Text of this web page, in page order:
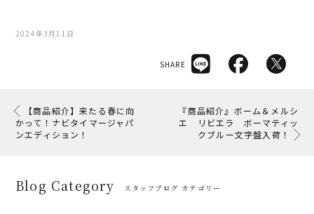
2024年3月11日
SHARE
【商品紹介】来たる春に向
かって！ナビタイマージャパ
ンエディション！
『商品紹介』ボーム＆メルシ
エ リビエラ ボーマティッ
クブルー文字盤入荷！
Blog Category スタッフブログ カテゴリー